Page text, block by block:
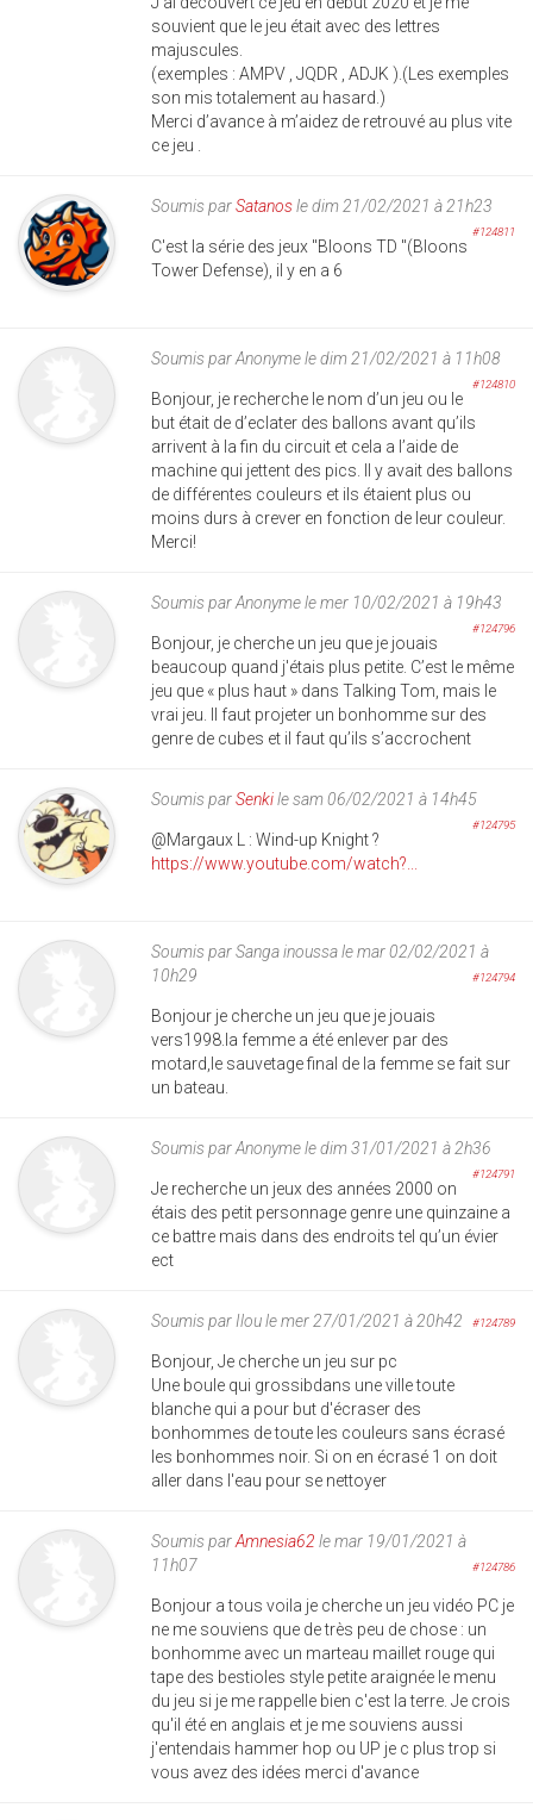
souvient que le jeu était avec des lettres
majuscules.
(exemples : AMPV , JQDR , ADJK ).(Les exemples
son mis totalement au hasard.)
Merci d’avance à m’aidez de retrouvé au plus vite
ce jeu .
Soumis parSatanosle dim 21/02/2021 à 21h23
#124811
C'est la série des jeux "Bloons TD "(Bloons
Tower Defense), il y en a 6
Soumis parAnonymele dim 21/02/2021 à 11h08
#124810
Bonjour, je recherche le nom d’un jeu ou le
but était de d’eclater des ballons avant qu’ils
arrivent à la fin du circuit et cela a l’aide de
machine qui jettent des pics. Il y avait des ballons
de différentes couleurs et ils étaient plus ou
moins durs à crever en fonction de leur couleur.
Merci!
Soumis parAnonymele mer 10/02/2021 à 19h43
#124796
Bonjour, je cherche un jeu que je jouais
beaucoup quand j'étais plus petite. C’est le même
jeu que « plus haut » dans Talking Tom, mais le
vrai jeu. Il faut projeter un bonhomme sur des
genre de cubes et il faut qu’ils s’accrochent
Soumis parSenkile sam 06/02/2021 à 14h45
#124795
@Margaux L : Wind-up Knight ?
https://www.youtube.com/watch?...
Soumis parSanga inoussale mar 02/02/2021 à
10h29
#124794
Bonjour je cherche un jeu que je jouais
vers1998.la femme a été enlever par des
motard,le sauvetage final de la femme se fait sur
un bateau.
Soumis parAnonymele dim 31/01/2021 à 2h36
#124791
Je recherche un jeux des années 2000 on
étais des petit personnage genre une quinzaine a
ce battre mais dans des endroits tel qu’un évier
ect
Soumis par Iloule mer 27/01/2021 à 20h42 #124789
Bonjour, Je cherche un jeu sur pc
Une boule qui grossibdans une ville toute
blanche qui a pour but d'écraser des
bonhommes de toute les couleurs sans écrasé
les bonhommes noir. Si on en écrasé 1 on doit
aller dans l'eau pour se nettoyer
Soumis parAmnesia62 le mar 19/01/2021 à
11h07
#124786
Bonjour a tous voila je cherche un jeu vidéo PC je
ne me souviens que de très peu de chose : un
bonhomme avec un marteau maillet rouge qui
tape des bestioles style petite araignée le menu
du jeu si je me rappelle bien c'est la terre. Je crois
qu'il été en anglais et je me souviens aussi
j'entendais hammer hop ou UP je c plus trop si
vous avez des idées merci d'avance